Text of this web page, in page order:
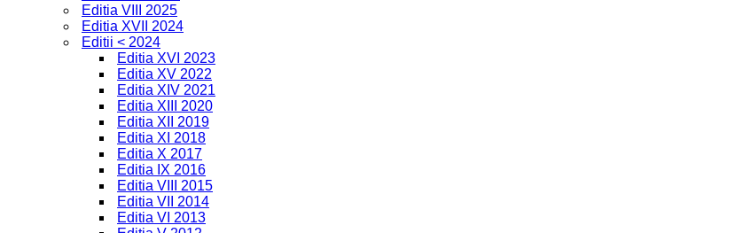
Editia VIII 2025
Editia XVII 2024
Editii < 2024
Editia XVI 2023
Editia XV 2022
Editia XIV 2021
Editia XIII 2020
Editia XII 2019
Editia XI 2018
Editia X 2017
Editia IX 2016
Editia VIII 2015
Editia VII 2014
Editia VI 2013